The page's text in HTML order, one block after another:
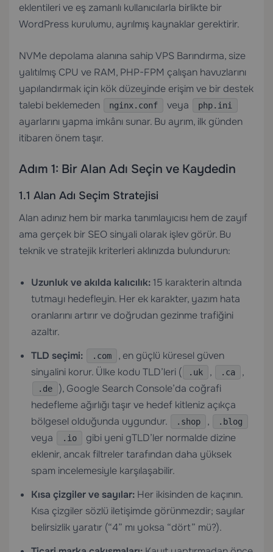
eklentileri ve eş zamanlı kullanıcılarla birlikte bir
WordPress kurulumu, ayrılmış kaynaklar gerektirir.
NVMe depolama alanına sahipVPS Barındırma, size
yalıtılmış CPU ve RAM, PHP-FPM çalışan havuzlarını
yapılandırmak için kök düzeyinde erişim ve bir destek
talebi beklemeden
nginx.conf veya php.ini
ayarlarını yapma imkânı sunar. Bu ayrım, ilk günden
itibaren önem taşır.
Adım 1: Bir Alan Adı Seçin ve Kaydedin
1.1 Alan Adı Seçim Stratejisi
Alan adınız hem bir marka tanımlayıcısı hem de zayıf
ama gerçek bir SEO sinyali olarak işlev görür. Bu
teknik ve stratejik kriterleri aklınızda bulundurun:
Uzunluk ve akılda kalıcılık:15 karakterin altında
tutmayı hedefleyin. Her ek karakter, yazım hata
oranlarını artırır ve doğrudan gezinme trafiğini
azaltır.
TLD seçimi:
.com
, en güçlü küresel güven
sinyalini korur. Ülke kodu TLD’leri (
.uk , .ca ,
.de
), Google Search Console’da coğrafi
hedefleme ağırlığı taşır ve hedef kitleniz açıkça
bölgesel olduğunda uygundur.
.shop , .blog
veya .io
gibi yeni gTLD’ler normalde dizine
eklenir, ancak filtreler tarafından daha yüksek
spam incelemesiyle karşılaşabilir.
Kısa çizgiler ve sayılar: Her ikisinden de kaçının.
Kısa çizgiler sözlü iletişimde görünmezdir; sayılar
belirsizlik yaratır (“4” mı yoksa “dört” mü?).